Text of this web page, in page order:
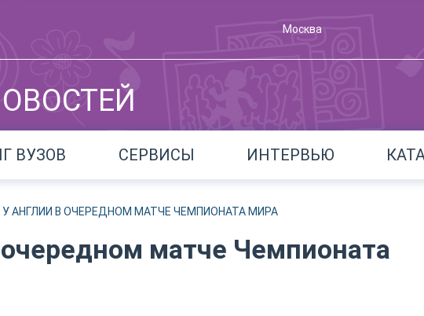
Москва
ВУЗОВ СЕРВИСЫ ИНТЕРВЬЮ
У АНГЛИИ В ОЧЕРЕДНОМ МАТЧЕ ЧЕМПИОНАТА МИРА
матче Чемпионата